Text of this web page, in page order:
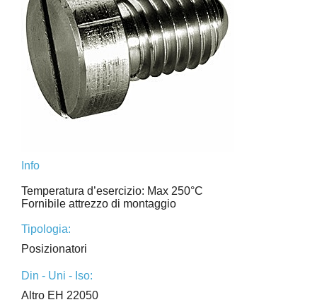
Info
Temperatura d’esercizio: Max 250°C
Fornibile attrezzo di montaggio
Tipologia:
Posizionatori
Din - Uni - Iso:
Altro EH 22050